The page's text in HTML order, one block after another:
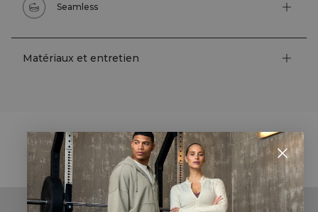
Seamless
Matériaux et entretien
STYLE WITH